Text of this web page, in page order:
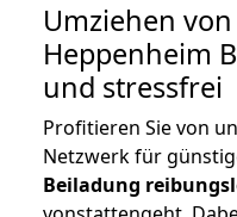
Umziehen von
Heppenheim
und stressfrei
Profitieren Sie von
Netzwerk für
Beiladung